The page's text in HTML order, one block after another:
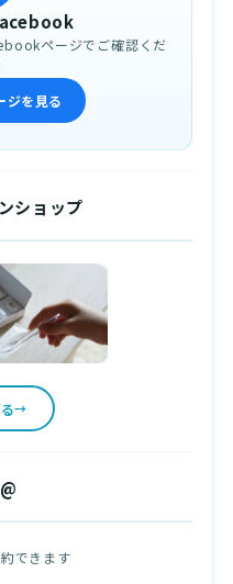
ページでご確認くだ
を見る
ショップ
できます